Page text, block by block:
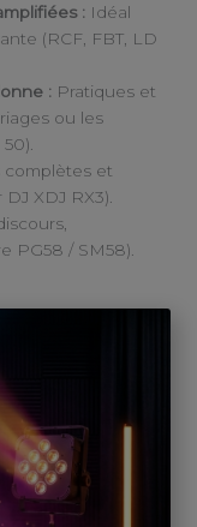
: Idéal
(RCF, FBT, LD
: Pratiques et
ou les
complètes et
XDJ RX3).
PG58 / SM58).